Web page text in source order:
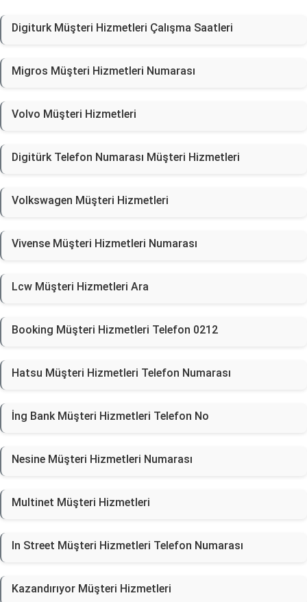
Digiturk Müşteri Hizmetleri Çalışma Saatleri
Migros Müşteri Hizmetleri Numarası
Volvo Müşteri Hizmetleri
Digitürk Telefon Numarası Müşteri Hizmetleri
Volkswagen Müşteri Hizmetleri
Vivense Müşteri Hizmetleri Numarası
Lcw Müşteri Hizmetleri Ara
Booking Müşteri Hizmetleri Telefon 0212
Hatsu Müşteri Hizmetleri Telefon Numarası
İng Bank Müşteri Hizmetleri Telefon No
Nesine Müşteri Hizmetleri Numarası
Multinet Müşteri Hizmetleri
In Street Müşteri Hizmetleri Telefon Numarası
Kazandırıyor Müşteri Hizmetleri